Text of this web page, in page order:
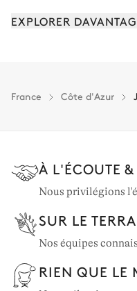
EXPLORER
France Côte d'Azur
À L'ÉCOUTE
Nous privilégions
SUR LE
Nos équipes
RIEN QUE LE